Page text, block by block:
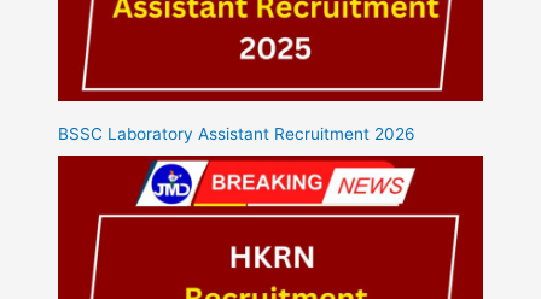
BSSC Laboratory Assistant Recruitment 2026